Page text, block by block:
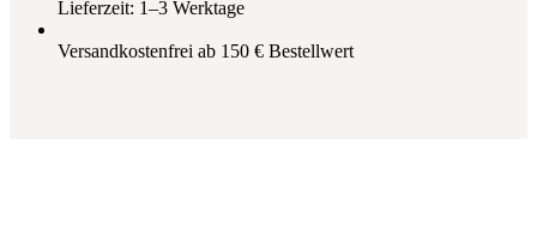
Lieferzeit: 1–3 Werktage
Versandkostenfrei ab 150 € Bestellwert